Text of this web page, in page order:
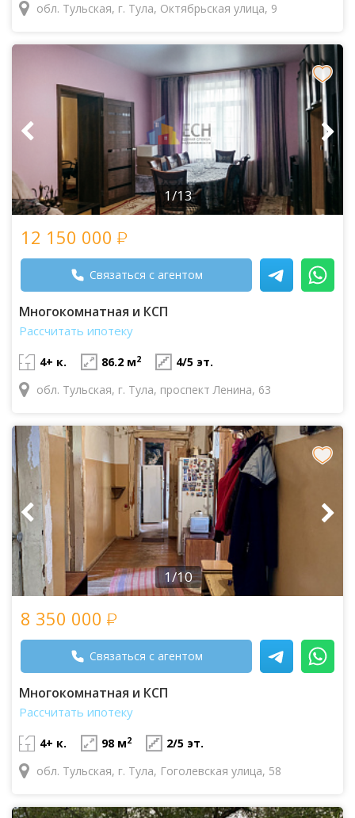
обл. Тульская, г. Тула, Октябрьская улица, 9
1/13
12 150 000
Связаться с агентом
Многокомнатная и КСП
Рассчитать ипотеку
4+ к. 86.2 м2
4/5 эт.
обл. Тульская, г. Тула, проспект Ленина, 63
1/10
8 350 000
Связаться с агентом
Многокомнатная и КСП
Рассчитать ипотеку
4+ к. 98 м2
2/5 эт.
обл. Тульская, г. Тула, Гоголевская улица, 58